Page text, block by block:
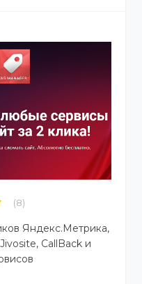
(8)
Яндекс.Метрика,
CallBack и